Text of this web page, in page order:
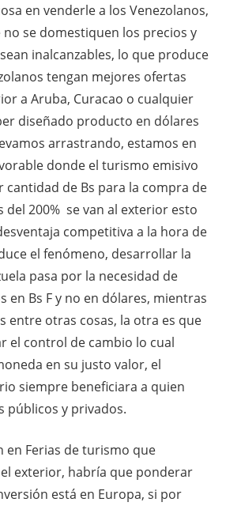
en venderle a los Venezolanos,
se domestiquen los precios y
inalcanzables, lo que produce
tengan mejores ofertas
a Aruba, Curacao o cualquier
diseñado producto en dólares
arrastrando, estamos en
donde el turismo emisivo
cantidad de Bs para la compra de
del 200% se van al exterior esto
competitiva a la hora de
el fenómeno, desarrollar la
pasa por la necesidad de
en Bs F y no en dólares, mientras
entre otras cosas, la otra es que
el control de cambio lo cual
en su justo valor, el
siempre beneficiara a quien
públicos y privados.
en Ferias de turismo que
exterior, habría que ponderar
está en Europa, si por